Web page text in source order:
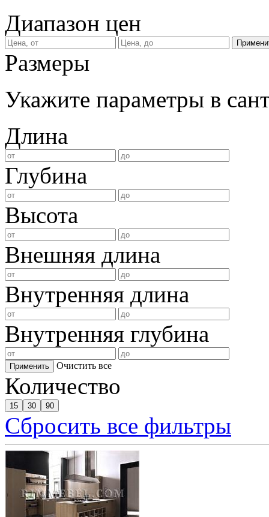
Диапазон цен
Размеры
Укажите параметры в
Длина
Глубина
Высота
Внешняя длина
Внутренняя длина
Внутренняя глубина
Применить Очистить все
Количество
15 30 90
Сбросить все фильтры